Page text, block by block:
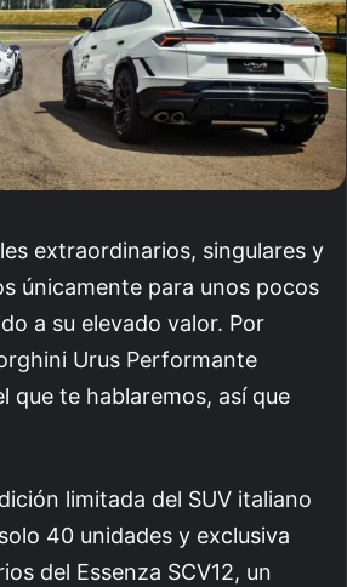
extraordinarios, singulares y
únicamente para unos pocos
a su elevado valor. Por
Urus Performante
que te hablaremos, así que
limitada del SUV italiano
40 unidades y exclusiva
del Essenza SCV12, un